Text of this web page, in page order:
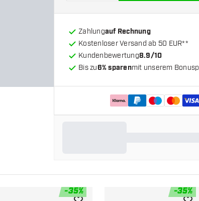
Zahlungauf Rechnung
Kostenloser Versand ab 50 EUR**
Kundenbewertung8.9/10
Bis zu6% sparenmit unserem
-35% -35%